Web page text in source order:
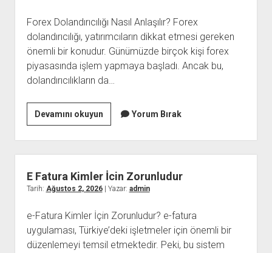
Forex Dolandırıcılığı Nasıl Anlaşılır? Forex
dolandırıcılığı, yatırımcıların dikkat etmesi gereken
önemli bir konudur. Günümüzde birçok kişi forex
piyasasında işlem yapmaya başladı. Ancak bu,
dolandırıcılıkların da…
Devamını okuyunForex
Dolandiriciligi
Nasil
Anlasilir
Yorum Bırak
E Fatura Kimler İcin Zorunludur
Tarih: Ağustos 2, 2026| Yazar: admin
e-Fatura Kimler İçin Zorunludur? e-fatura
uygulaması, Türkiye’deki işletmeler için önemli bir
düzenlemeyi temsil etmektedir. Peki, bu sistem